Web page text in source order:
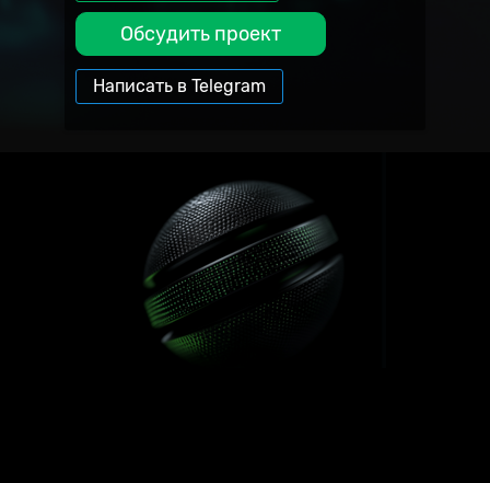
Обсудить проект
Написать в Telegram